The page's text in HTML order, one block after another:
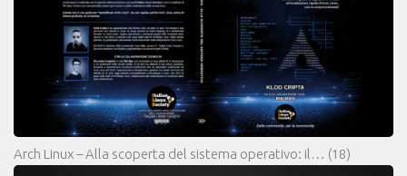
Arch Linux – Alla scoperta del sistema operativo: il… (18)